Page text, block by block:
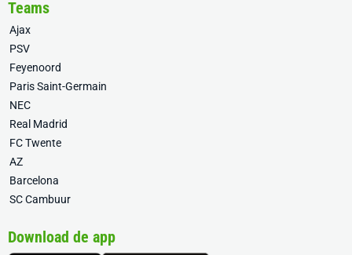
Teams
Ajax
PSV
Feyenoord
Paris Saint-Germain
NEC
Real Madrid
FC Twente
AZ
Barcelona
SC Cambuur
Download de app